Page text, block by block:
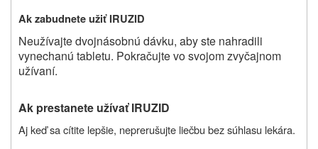
Ak zabudnete užiť IRUZID
Neužívajte dvojnásobnú dávku, aby ste nahradili
vynechanú tabletu. Pokračujte vo svojom zvyčajnom
užívaní.
Ak prestanete užívať IRUZID
Aj keď sa cítite lepšie, neprerušujte liečbu bez súhlasu lekára.